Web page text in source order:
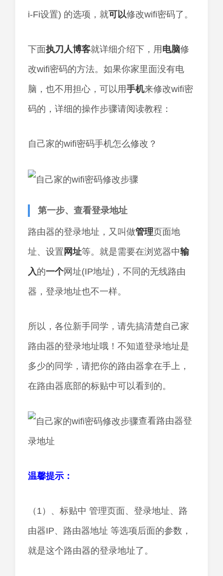
i-Fi设置) 的选项，就可以修改wifi密码了。
下面执刀人博客就详细介绍下，用 电脑修
改wifi密码的方法。如果你家里面没有电
脑，也不用担心，可以用手机来修改wifi密
码的，详细的操作步骤请阅读教程：
自己家的wifi密码手机怎么修改？
第一步、查看登录地址
路由器的登录地址，又叫做管理页面地
址、设置 网址等。就是需要在浏览器中输
入的一个网址(IP地址)，不同的无线路由
器，登录地址也不一样。
所以，各位新手同学，请先搞清楚自己家
路由器的登录地址哦！不知道登录地址是
多少的同学，请把你的路由器拿在手上，
在路由器底部的标贴中可以看到的。
查看路由器登
录地址
温馨提示：
（1）、标贴中 管理页面、登录地址、路
由器IP、路由器地址 等选项后面的参数，
就是这个路由器的登录地址了。